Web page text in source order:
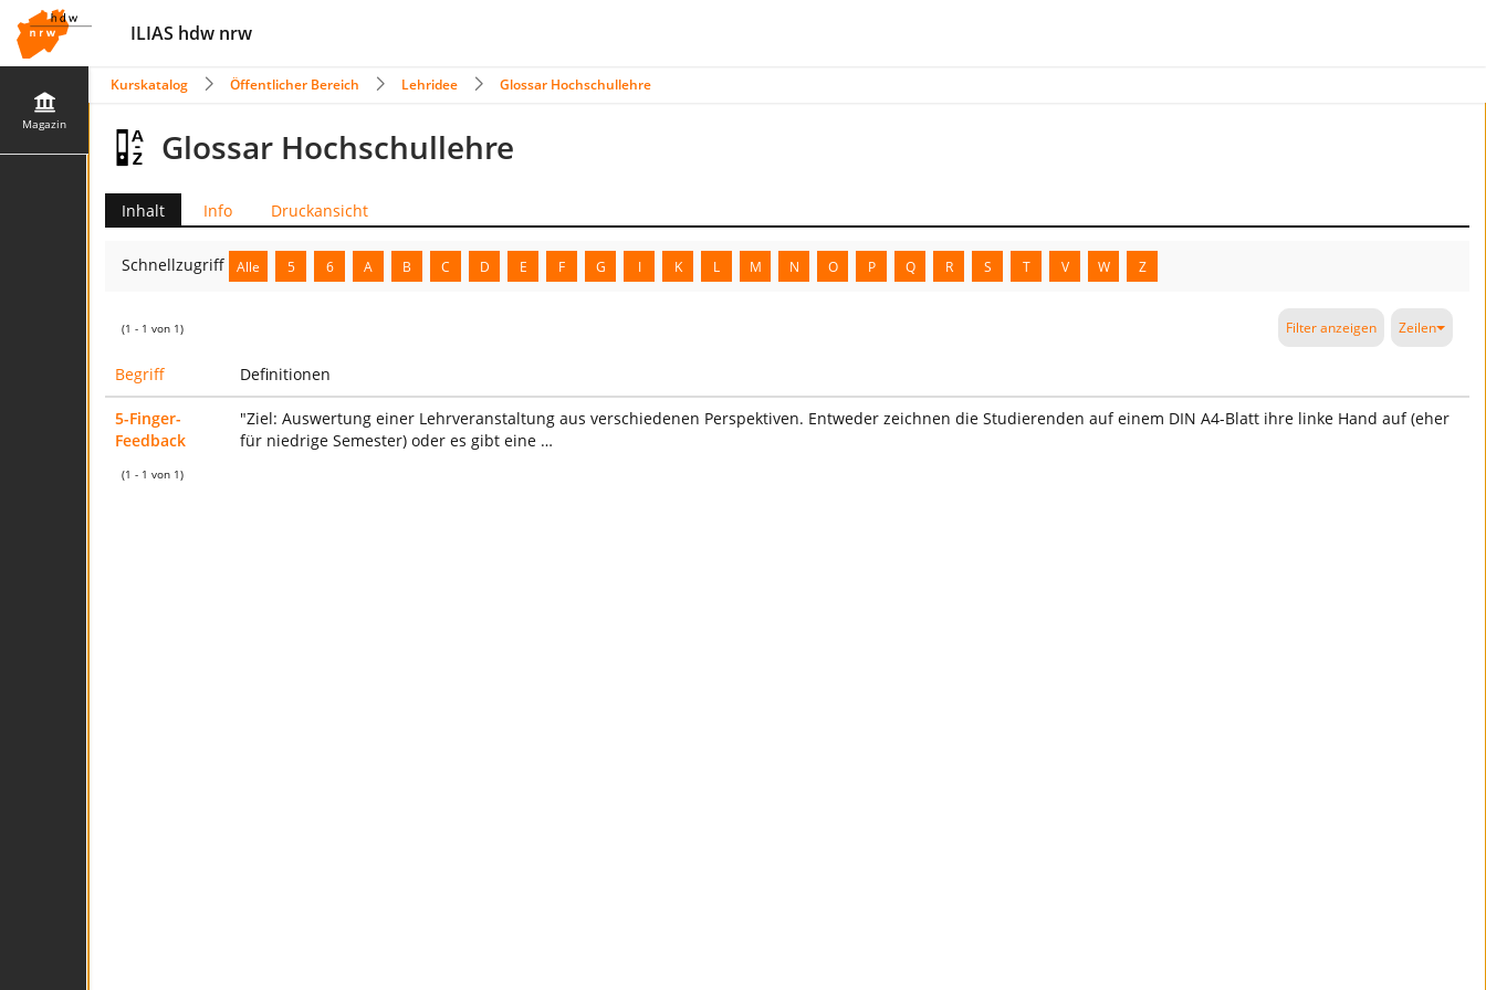
ILIAS hdw nrw
Magazin
Kurskatalog Öffentlicher Bereich Lehridee Glossar Hochschullehre
Glossar Hochschullehre
Inhalt Info Druckansicht
Schnellzugriff Alle 5 6 A B C D E F G I K L M N O P Q R S T V W Z
(1 - 1 von 1) Filter anzeigen Zeilen
Begriff Definitionen
5-Finger-
Feedback
"Ziel: Auswertung einer Lehrveranstaltung aus verschiedenen Perspektiven. Entweder zeichnen die Studierenden auf einem DIN A4-Blatt ihre linke Hand auf (eher
für niedrige Semester) oder es gibt eine …
(1 - 1 von 1)